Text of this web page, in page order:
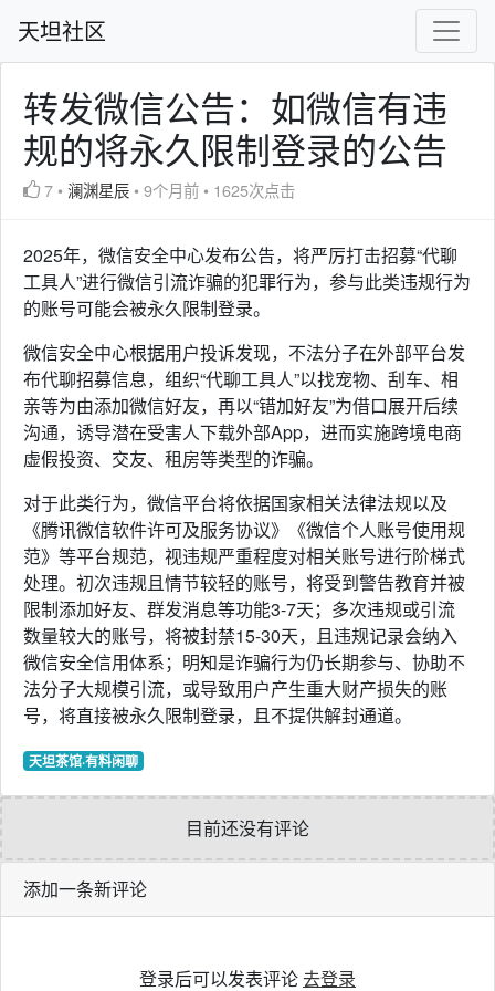
天坦社区
转发微信公告：如微信有违
规的将永久限制登录的公告
7 •澜渊星辰 •9个月前 • 1625次点击
2025年，微信安全中心发布公告，将严厉打击招募“代聊
工具人”进行微信引流诈骗的犯罪行为，参与此类违规行为
的账号可能会被永久限制登录。
微信安全中心根据用户投诉发现，不法分子在外部平台发
布代聊招募信息，组织“代聊工具人”以找宠物、刮车、相
亲等为由添加微信好友，再以“错加好友”为借口展开后续
沟通，诱导潜在受害人下载外部App，进而实施跨境电商
虚假投资、交友、租房等类型的诈骗。
对于此类行为，微信平台将依据国家相关法律法规以及
《腾讯微信软件许可及服务协议》《微信个人账号使用规
范》等平台规范，视违规严重程度对相关账号进行阶梯式
处理。初次违规且情节较轻的账号，将受到警告教育并被
限制添加好友、群发消息等功能3-7天；多次违规或引流
数量较大的账号，将被封禁15-30天，且违规记录会纳入
微信安全信用体系；明知是诈骗行为仍长期参与、协助不
法分子大规模引流，或导致用户产生重大财产损失的账
号，将直接被永久限制登录，且不提供解封通道。
天坦茶馆·有料闲聊
目前还没有评论
添加一条新评论
登录后可以发表评论去登录